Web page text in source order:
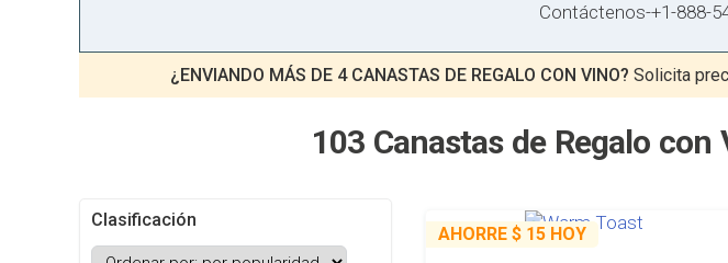
Contáctenos-+1-888-
¿ENVIANDO MÁS DE 4 CANASTAS DE REGALO CON VINO? Solicita
103 Canastas de Regalo
Clasificación
AHORRE $ 15 HOY